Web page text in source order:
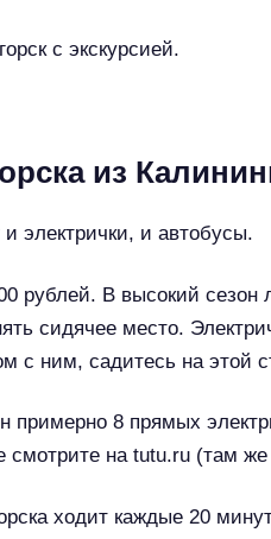
с экскурсией.
из
электрички, и автобусы.
рублей. В высокий
сидячее место.
с ним, садитесь на этой
примерно 8 прямых
смотрите на tutu.ru (там
ходит каждые 20